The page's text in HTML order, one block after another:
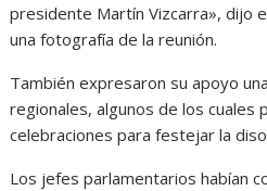
presidente Martín Vizcarra», dijo
una fotografía de la reunión.
También expresaron su apoyo
regionales, algunos de los cuales
celebraciones para festejar la
Los jefes parlamentarios habían